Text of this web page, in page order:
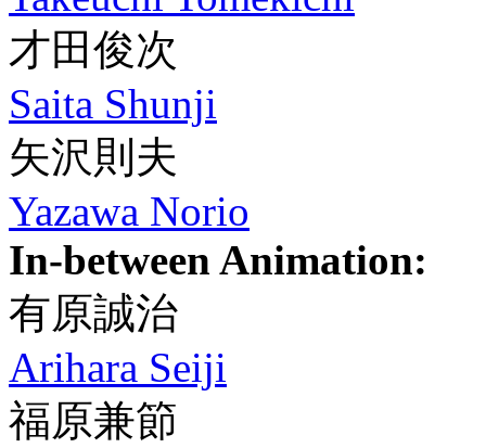
才田俊次
Saita Shunji
矢沢則夫
Yazawa Norio
In-between Animation:
有原誠治
Arihara Seiji
福原兼節